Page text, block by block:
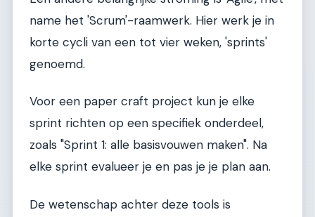
name het 'Scrum'-raamwerk. Hier werk je in
korte cycli van een tot vier weken, 'sprints'
genoemd.
Voor een paper craft project kun je elke
sprint richten op een specifiek onderdeel,
zoals "Sprint 1: alle basisvouwen maken". Na
elke sprint evalueer je en pas je je plan aan.
De wetenschap achter deze tools is